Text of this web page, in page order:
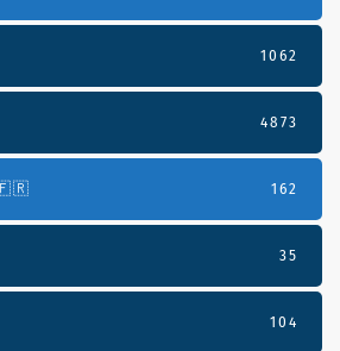
1062
4873
🇫🇷 162
35
104